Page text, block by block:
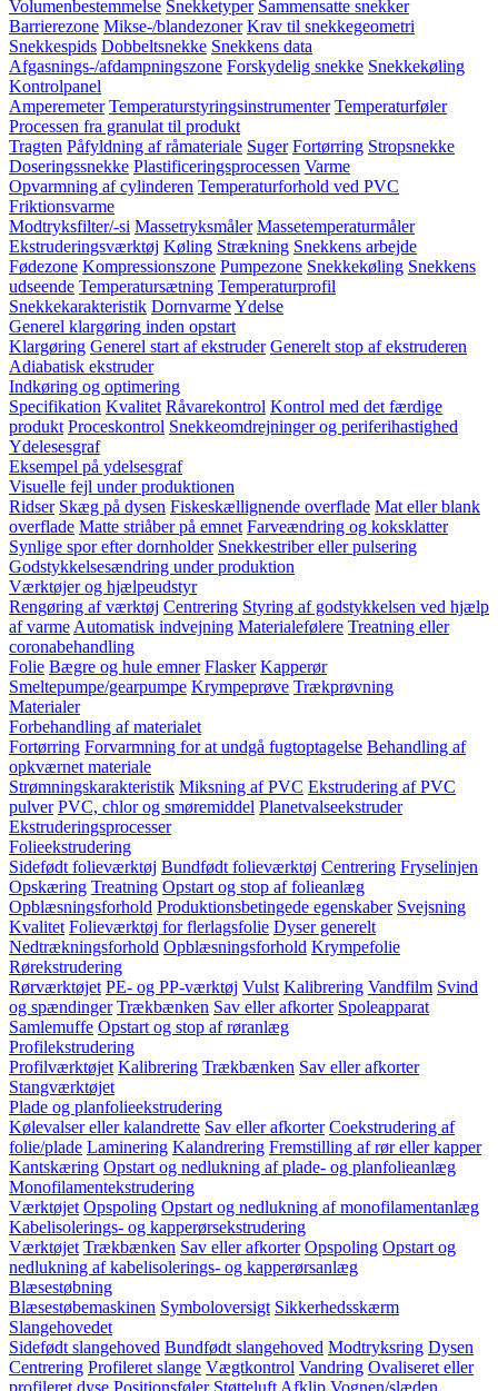
Volumenbestemmelse Snekketyper Sammensatte snekker
Barrierezone Mikse-/blandezoner Krav til snekkegeometri
Snekkespids Dobbeltsnekke Snekkens data
Afgasnings-/afdampningszone Forskydelig snekke Snekkekøling
Kontrolpanel
Amperemeter Temperaturstyringsinstrumenter Temperaturføler
Processen fra granulat til produkt
Tragten Påfyldning af råmateriale Suger Fortørring Stropsnekke
Doseringssnekke Plastificeringsprocessen Varme
Opvarmning af cylinderen Temperaturforhold ved PVC
Friktionsvarme
Modtryksfilter/-si Massetryksmåler Massetemperaturmåler
Ekstruderingsværktøj Køling Strækning Snekkens arbejde
Fødezone Kompressionszone Pumpezone Snekkekøling Snekkens
udseende Temperatursætning Temperaturprofil
Snekkekarakteristik DornvarmeYdelse
Generel klargøring inden opstart
Klargøring Generel start af ekstruder Generelt stop af ekstruderen
Adiabatisk ekstruder
Indkøring og optimering
Specifikation Kvalitet Råvarekontrol Kontrol med det færdige
produkt Proceskontrol Snekkeomdrejninger og periferihastighed
Ydelesesgraf
Eksempel på ydelsesgraf
Visuelle fejl under produktionen
Ridser Skæg på dysen Fiskeskællignende overflade Mat eller blank
overflade Matte striåber på emnet Farveændring og koksklatter
Synlige spor efter dornholder Snekkestriber eller pulsering
Godstykkelsesændring under produktion
Værktøjer og hjælpeudstyr
Rengøring af værktøj Centrering Styring af godstykkelsen ved hjælp
af varme Automatisk indvejning Materialefølere Treatning eller
coronabehandling
Folie Bægre og hule emner Flasker Kapperør
Smeltepumpe/gearpumpe Krympeprøve Trækprøvning
Materialer
Forbehandling af materialet
Fortørring Forvarmning for at undgå fugtoptagelse Behandling af
opkværnet materiale
Strømningskarakteristik Miksning af PVC Ekstrudering af PVC
pulver PVC, chlor og smøremiddel Planetvalseekstruder
Ekstruderingsprocesser
Folieekstrudering
Sidefødt folieværktøj Bundfødt folieværktøj Centrering Fryselinjen
Opskæring Treatning Opstart og stop af folieanlæg
Opblæsningsforhold Produktionsbetingede egenskaber Svejsning
Kvalitet Folieværktøj for flerlagsfolie Dyser generelt
Nedtrækningsforhold Opblæsningsforhold Krympefolie
Rørekstrudering
Rørværktøjet PE- og PP-værktøj Vulst Kalibrering Vandfilm Svind
og spændinger Trækbænken Sav eller afkorter Spoleapparat
Samlemuffe Opstart og stop af røranlæg
Profilekstrudering
Profilværktøjet Kalibrering Trækbænken Sav eller afkorter
Stangværktøjet
Plade og planfolieekstrudering
Kølevalser eller kalandrette Sav eller afkorter Coekstrudering af
folie/plade Laminering Kalandrering Fremstilling af rør eller kapper
Kantskæring Opstart og nedlukning af plade- og planfolieanlæg
Monofilamentekstrudering
Værktøjet Opspoling Opstart og nedlukning af monofilamentanlæg
Kabelisolerings- og kapperørsekstrudering
Værktøjet Trækbænken Sav eller afkorter Opspoling Opstart og
nedlukning af kabelisolerings- og kapperørsanlæg
Blæsestøbning
Blæsestøbemaskinen Symboloversigt Sikkerhedsskærm
Slangehovedet
Sidefødt slangehoved Bundfødt slangehoved Modtryksring Dysen
Centrering Profileret slange Vægtkontrol Vandring Ovaliseret eller
profileret dyse Positionsføler Støtteluft Afklip Vognen/slæden